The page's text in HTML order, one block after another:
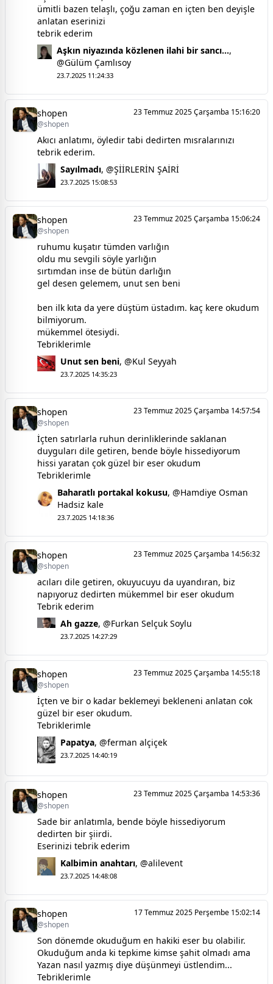
ümitli bazen telaşlı, çoğu zaman en içten ben deyişle
anlatan eserinizi
tebrik ederim
Aşkın niyazında közlenen ilahi bir sancı...,
@Gülüm Çamlısoy
23.7.2025 11:24:33
shopen
@shopen
23 Temmuz 2025 Çarşamba 15:16:20
Akıcı anlatımı, öyledir tabi dedirten mısralarınızı
tebrik ederim.
Sayılmadı, @ŞİİRLERİN ŞAİRİ
23.7.2025 15:08:53
shopen
@shopen
23 Temmuz 2025 Çarşamba 15:06:24
ruhumu kuşatır tümden varlığın
oldu mu sevgili söyle yarlığın
sırtımdan inse de bütün darlığın
gel desen gelemem, unut sen beni
ben ilk kıta da yere düştüm üstadım. kaç kere okudum
bilmiyorum.
mükemmel ötesiydi.
Tebriklerimle
Unut sen beni, @Kul Seyyah
23.7.2025 14:35:23
shopen
@shopen
23 Temmuz 2025 Çarşamba 14:57:54
İçten satırlarla ruhun derinliklerinde saklanan
duyguları dile getiren, bende böyle hissediyorum
hissi yaratan çok güzel bir eser okudum
Tebriklerimle
Baharatlı portakal kokusu,@Hamdiye Osman
Hadsiz kale
23.7.2025 14:18:36
shopen
@shopen
23 Temmuz 2025 Çarşamba 14:56:32
acıları dile getiren, okuyucuyu da uyandıran, biz
napıyoruz dedirten mükemmel bir eser okudum
Tebrik ederim
Ah gazze, @Furkan Selçuk Soylu
23.7.2025 14:27:29
shopen
@shopen
23 Temmuz 2025 Çarşamba 14:55:18
İçten ve bir o kadar beklemeyi bekleneni anlatan cok
güzel bir eser okudum.
Tebriklerimle
Papatya, @ferman alçiçek
23.7.2025 14:40:19
shopen
@shopen
23 Temmuz 2025 Çarşamba 14:53:36
Sade bir anlatımla, bende böyle hissediyorum
dedirten bir şiirdi.
Eserinizi tebrik ederim
Kalbimin anahtarı, @alilevent
23.7.2025 14:48:08
shopen
@shopen
17 Temmuz 2025 Perşembe 15:02:14
Son dönemde okuduğum en hakiki eser bu olabilir.
Okuduğum anda ki tepkime kimse şahit olmadı ama
Yazan nasıl yazmış diye düşünmeyi üstlendim...
Tebriklerimle